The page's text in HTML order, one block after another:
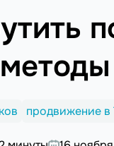
продвижение в